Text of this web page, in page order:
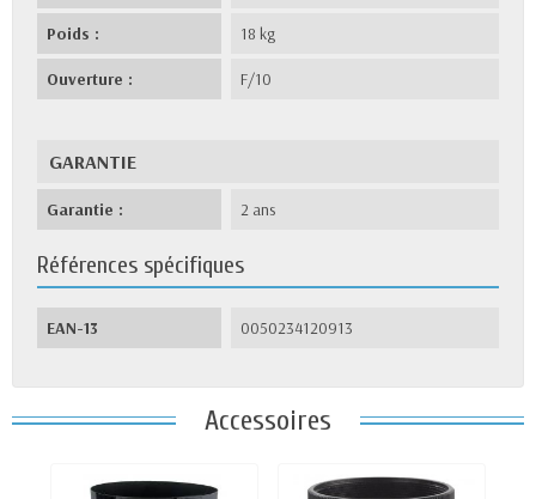
Poids : 18 kg
Ouverture : F/10
GARANTIE
Garantie : 2 ans
Références spécifiques
EAN-13 0050234120913
Accessoires